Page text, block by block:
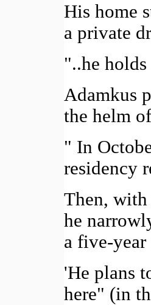
His home
a private
"..he holds
Adamkus
the helm
" In
residency
Then, with
he
a five-year
'He plans
here" (in